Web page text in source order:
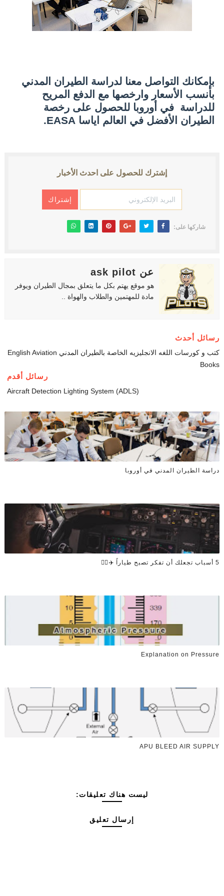
Controller-Pilot Data-Link Communications (CPDLC)
is Traffic Information Broadcasts by Aircraft (TIBA)?
What is V1 speed?
بإمكانك التواصل معنا لدراسة الطيران المدني
بأنسب الأسعار وارخصها مع الدفع المريح
للدراسة في أوروبا للحصول على رخصة
الطيران الأفضل في العالم اياسا EASA.
إشترك للحصول على احدث الأخبار
شاركها على:
عن ask pilot
هو موقع يهتم بكل ما يتعلق بمجال الطيران ويوفر
مادة للمهتمين والطلاب والهواة ..
رسائل أحدث
كتب و كورسات اللغه الانجليزيه الخاصة بالطيران المدني English Aviation
Books
رسائل أقدم
Aircraft Detection Lighting System (ADLS)
دراسة الطيران المدني في أوروبا
5 أسباب تجعلك أن تفكر تصبح طياراً ✈️👨‍✈️
Explanation on Pressure
APU BLEED AIR SUPPLY
ليست هناك تعليقات:
إرسال تعليق